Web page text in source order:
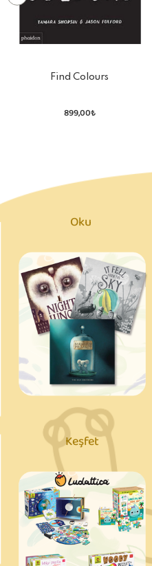
Find Colours
899,00₺
Oku
Keşfet